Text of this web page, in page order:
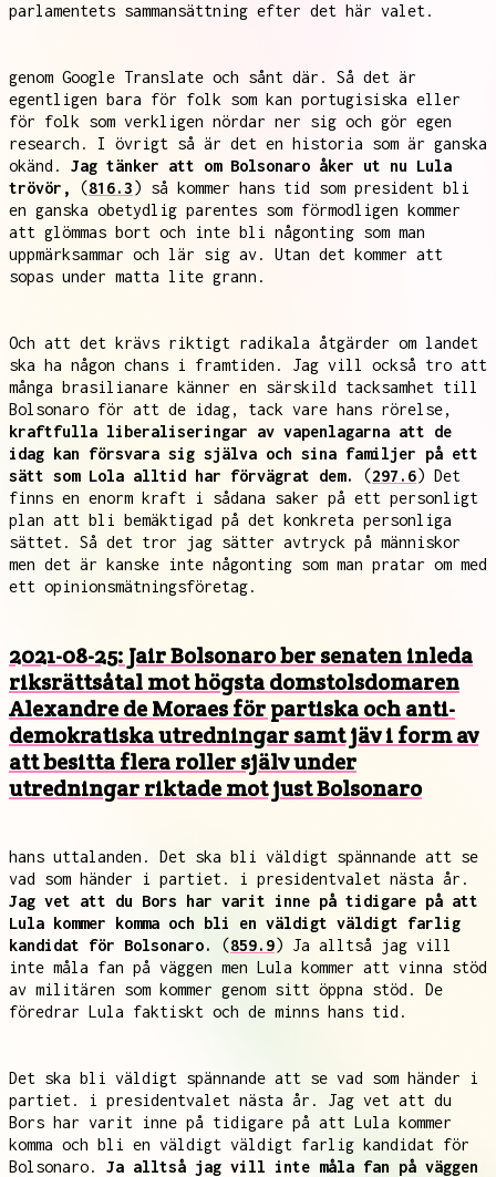
parlamentets sammansättning efter det här valet.
genom Google Translate och sånt där. Så det är
egentligen bara för folk som kan portugisiska eller
för folk som verkligen nördar ner sig och gör egen
research. I övrigt så är det en historia som är ganska
okänd. Jag tänker att om Bolsonaro åker ut nu Lula
trövör,
(816.3) så kommer hans tid som president bli
en ganska obetydlig parentes som förmodligen kommer
att glömmas bort och inte bli någonting som man
uppmärksammar och lär sig av. Utan det kommer att
sopas under matta lite grann.
Och att det krävs riktigt radikala åtgärder om landet
ska ha någon chans i framtiden. Jag vill också tro att
många brasilianare känner en särskild tacksamhet till
Bolsonaro för att de idag, tack vare hans rörelse,
kraftfulla liberaliseringar av vapenlagarna att de
idag kan försvara sig själva och sina familjer på ett
sätt som Lola alltid har förvägrat dem.
(297.6) Det
finns en enorm kraft i sådana saker på ett personligt
plan att bli bemäktigad på det konkreta personliga
sättet. Så det tror jag sätter avtryck på människor
men det är kanske inte någonting som man pratar om med
ett opinionsmätningsföretag.
2021-08-25: Jair Bolsonaro ber senaten inleda
riksrättsåtal mot högsta domstolsdomaren
Alexandre de Moraes för partiska och anti-
demokratiska utredningar samt jäv i form av
att besitta flera roller själv under
utredningar riktade mot just Bolsonaro
hans uttalanden. Det ska bli väldigt spännande att se
vad som händer i partiet. i presidentvalet nästa år.
Jag vet att du Bors har varit inne på tidigare på att
Lula kommer komma och bli en väldigt väldigt farlig
kandidat för Bolsonaro.
(859.9) Ja alltså jag vill
inte måla fan på väggen men Lula kommer att vinna stöd
av militären som kommer genom sitt öppna stöd. De
föredrar Lula faktiskt och de minns hans tid.
Det ska bli väldigt spännande att se vad som händer i
partiet. i presidentvalet nästa år. Jag vet att du
Bors har varit inne på tidigare på att Lula kommer
komma och bli en väldigt väldigt farlig kandidat för
Bolsonaro. Ja alltså jag vill inte måla fan på väggen